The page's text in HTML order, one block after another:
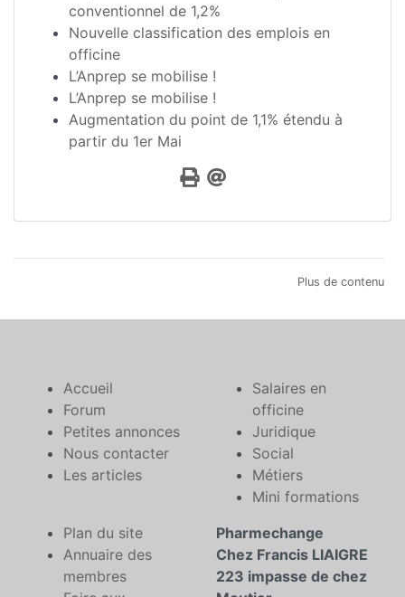
conventionnel de 1,2%
Nouvelle classification des emplois en
officine
L’Anprep se mobilise !
L’Anprep se mobilise !
Augmentation du point de 1,1% étendu à
partir du 1er Mai
Plus de contenu
Accueil
Forum
Petites annonces
Nous contacter
Les articles
Salaires en
officine
Juridique
Social
Métiers
Mini formations
Plan du site
Annuaire des
membres
Pharmechange
Chez Francis LIAIGRE
223 impasse de chez